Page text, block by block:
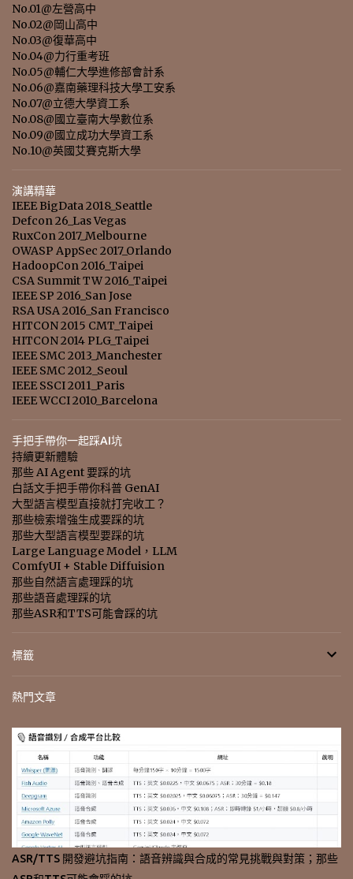
No.01@左營高中
No.02@岡山高中
No.03@復華高中
No.04@力行重考班
No.05@輔仁大學進修部會計系
No.06@嘉南藥理科技大學工安系
No.07@立德大學資工系
No.08@國立臺南大學數位系
No.09@國立成功大學資工系
No.10@英國艾賽克斯大學
演講精華
IEEE BigData 2018_Seattle
Defcon 26_Las Vegas
RuxCon 2017_Melbourne
OWASP AppSec 2017_Orlando
HadoopCon 2016_Taipei
CSA Summit TW 2016_Taipei
IEEE SP 2016_San Jose
RSA USA 2016_San Francisco
HITCON 2015 CMT_Taipei
HITCON 2014 PLG_Taipei
IEEE SMC 2013_Manchester
IEEE SMC 2012_Seoul
IEEE SSCI 2011_Paris
IEEE WCCI 2010_Barcelona
手把手帶你一起踩AI坑
持續更新體驗
那些 AI Agent 要踩的坑
白話文手把手帶你科普 GenAI
大型語言模型直接就打完收工？
那些檢索增強生成要踩的坑
那些大型語言模型要踩的坑
Large Language Model，LLM
ComfyUI + Stable Diffuision
那些自然語言處理踩的坑
那些語音處理踩的坑
那些ASR和TTS可能會踩的坑
標籤
熱門文章
ASR/TTS 開發避坑指南：語音辨識與合成的常見挑戰與對策；那些